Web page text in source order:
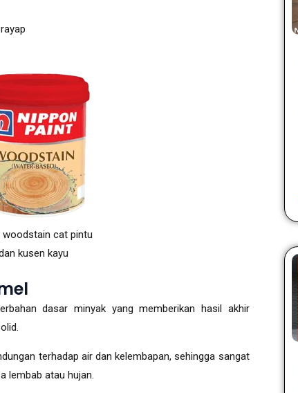
woodstain cat pintu
kusen kayu
dasar minyak yang memberikan hasil akhir
terhadap air dan kelembapan, sehingga sangat
lembab atau hujan.